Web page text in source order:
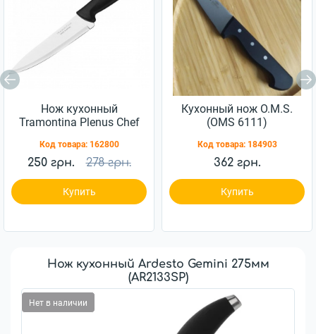
Нож кухонный
Tramontina Plenus Chef
Код товара: 162800
250 грн. 278 грн.
Купить
Кухонный нож O.M.S.
(OMS 6111)
Код товара: 184903
362 грн.
Купить
Нож кухонный Ardesto Gemini 275мм
(AR2133SP)
Нет в наличии